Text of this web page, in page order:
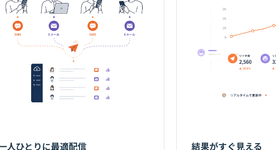
人ひとりに最適配信 結果がすぐ見える